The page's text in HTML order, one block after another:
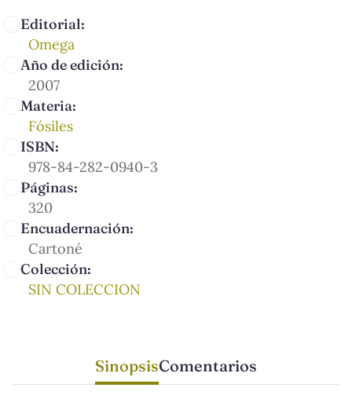
Editorial:
Omega
Año de edición:
2007
Materia:
Fósiles
ISBN:
978-84-282-0940-3
Páginas:
320
Encuadernación:
Cartoné
Colección:
SIN COLECCION
SinopsisComentarios